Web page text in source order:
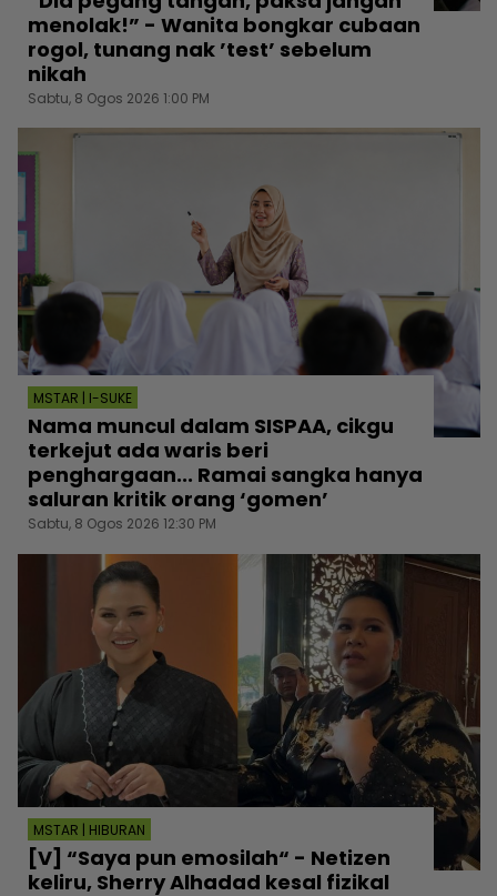
menolak!” - Wanita bongkar cubaan
rogol, tunang nak ’test’ sebelum
nikah
Sabtu, 8 Ogos 2026 1:00 PM
MSTAR | I-SUKE
Nama muncul dalam SISPAA, cikgu
terkejut ada waris beri
penghargaan... Ramai sangka hanya
saluran kritik orang ‘gomen’
Sabtu, 8 Ogos 2026 12:30 PM
MSTAR | HIBURAN
[V] “Saya pun emosilah“ - Netizen
keliru, Sherry Alhadad kesal fizikal